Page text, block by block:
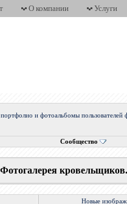
О компании Услуги
и фотоальбомы пользователей
Сообщество
Новые